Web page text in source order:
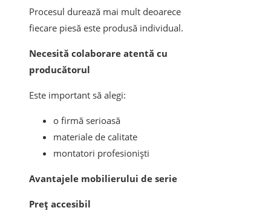
Procesul durează mai mult deoarece
fiecare piesă este produsă individual.
Necesită colaborare atentă cu
producătorul
Este important să alegi:
o firmă serioasă
materiale de calitate
montatori profesioniști
Avantajele mobilierului de serie
Preț accesibil